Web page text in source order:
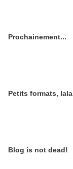
Prochainement...
Petits formats,
Blog is not dead!